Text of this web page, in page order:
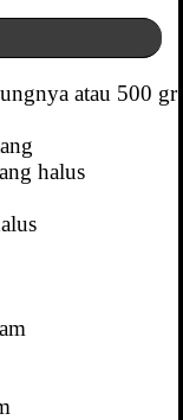
atau 500 gr
halus